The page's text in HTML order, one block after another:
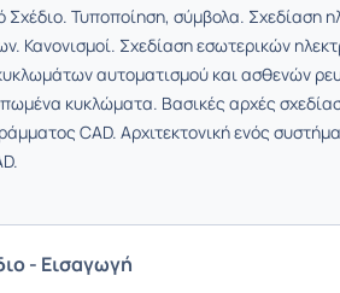
Σχέδιο. Τυποποίηση, σύμβολα. Σχεδίαση
Κανονισμοί. Σχεδίαση εσωτερικών
αυτοματισμού και ασθενών
κυκλώματα. Βασικές αρχές
CAD. Αρχιτεκτονική ενός
- Εισαγωγή